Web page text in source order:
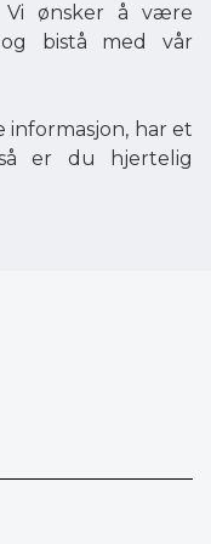
Vi ønsker å være
bistå med vår
informasjon, har et
er du hjertelig